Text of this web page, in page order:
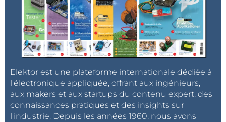
Elektor est une plateforme internationale dédiée à
l'électronique appliquée, offrant aux ingénieurs,
aux makers et aux startups du contenu expert, des
connaissances pratiques et des insights sur
l'industrie. Depuis les années 1960, nous avons